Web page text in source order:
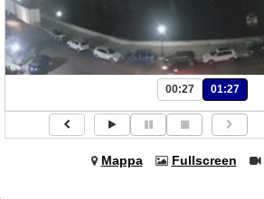
00:27 01:27
Mappa Fullscreen